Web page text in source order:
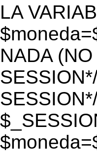
LA
NADA